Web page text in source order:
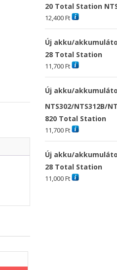
20 Total Station
12,400Ft
Új akku/
28 Total Station
11,700Ft
Új akku/
NTS302/NTS312B/
820 Total Station
11,700Ft
Új akku/
28 Total Station
11,000Ft